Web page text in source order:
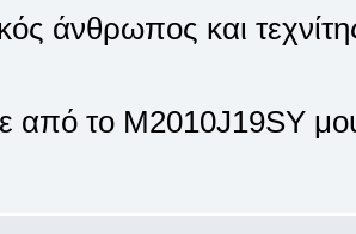
άνθρωπος και
από το M2010J19SY